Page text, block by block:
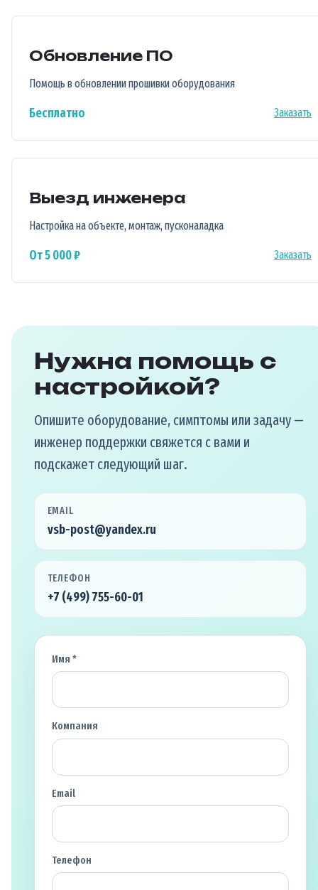
Обновление ПО
Помощь в обновлении прошивки оборудования
Бесплатно Заказать
Выезд инженера
Настройка на объекте, монтаж, пусконаладка
От 5 000 ₽ Заказать
Нужна помощь с
настройкой?
Опишите оборудование, симптомы или задачу —
инженер поддержки свяжется с вами и
подскажет следующий шаг.
EMAIL
vsb-post@yandex.ru
ТЕЛЕФОН
+7 (499) 755-60-01
Имя *
Компания
Email
Телефон